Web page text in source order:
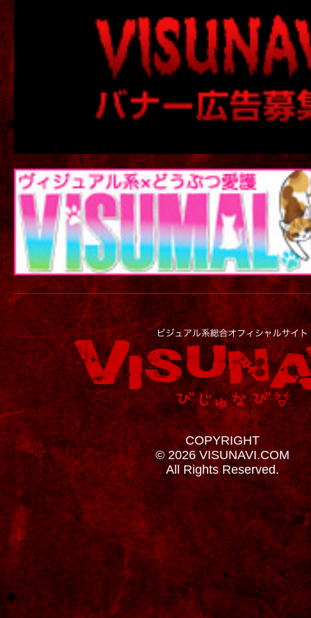
COPYRIGHT
© 2026 VISUNAVI.COM
All Rights Reserved.